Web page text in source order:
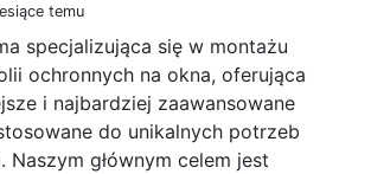
temu
specjalizująca się w montażu
ochronnych na okna, oferująca
i najbardziej zaawansowane
do unikalnych potrzeb
Naszym głównym celem jest